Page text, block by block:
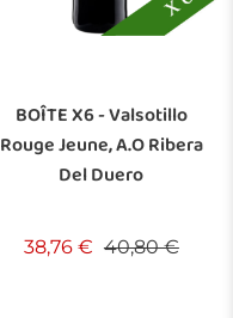
BOÎTE X6 - Valsotillo
Rouge Jeune, A.O Ribera
Del Duero
38,76 € Prix de base
40,80 €Prix